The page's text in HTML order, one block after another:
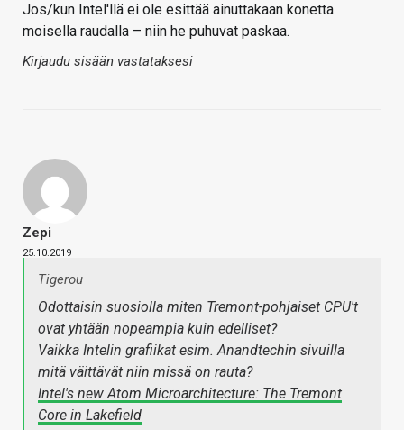
Jos/kun Intel'llä ei ole esittää ainuttakaan konetta
moisella raudalla – niin he puhuvat paskaa.
Kirjaudu sisään vastataksesi
Zepi
25.10.2019
Tigerou
Odottaisin suosiolla miten Tremont-pohjaiset CPU't
ovat yhtään nopeampia kuin edelliset?
Vaikka Intelin grafiikat esim. Anandtechin sivuilla
mitä väittävät niin missä on rauta?
Intel's new Atom Microarchitecture: The Tremont
Core in Lakefield